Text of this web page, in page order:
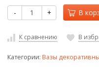
- + В
К сравнению В
Категории: Вазы